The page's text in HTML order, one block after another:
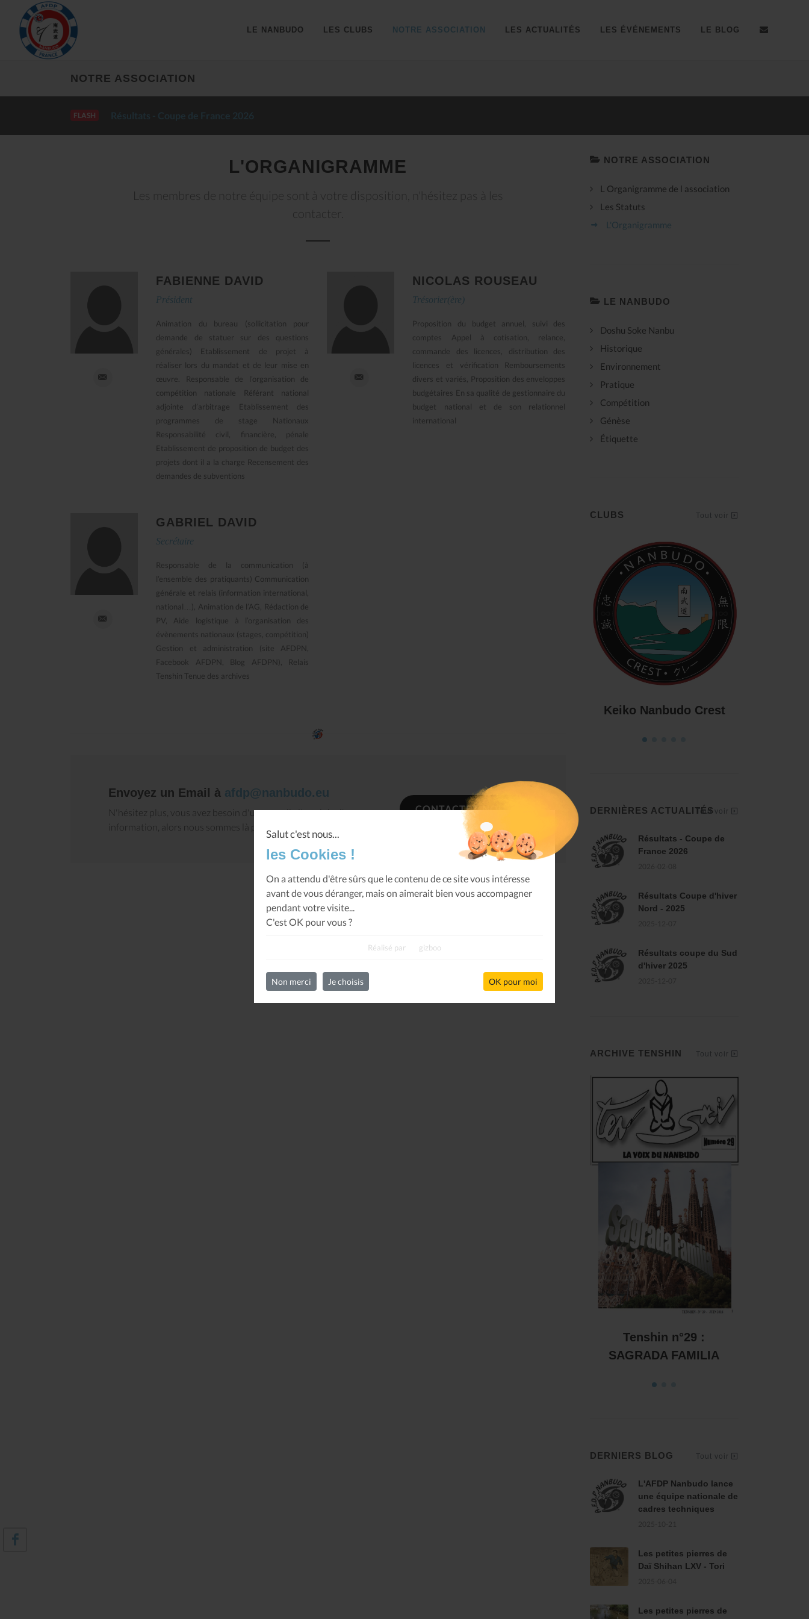
Salut c'est nous...
les Cookies !
On a attendu d'être sûrs que le contenu de ce site vous intéresse
avant de vous déranger, mais on aimerait bien vous accompagner
pendant votre visite...
C'est OK pour vous ?
Réalisé par gizboo
Non merci Je choisis OK pour moi
LE NANBUDO LES CLUBS NOTRE ASSOCIATION LES ACTUALITÉS LES ÉVÉNEMENTS LE BLOG
NOTRE ASSOCIATION
FLASH Résultats - Coupe de France 2026
L'ORGANIGRAMME
Les membres de notre équipe sont à votre disposition, n'hésitez pas à les
contacter.
FABIENNE DAVID
Président
Animation du bureau (sollicitation pour
demande de statuer sur des questions
générales) Etablissement de projet à
réaliser lors du mandat et de leur mise en
œuvre. Responsable de l’organisation de
compétition nationale Référant national
adjointe d’arbitrage Etablissement des
programmes de stage Nationaux
Responsabilité civil, financière, pénale
Etablissement de proposition de budget des
projets dont il a la charge Recensement des
demandes de subventions
NICOLAS ROUSEAU
Trésorier(ère)
Proposition du budget annuel, suivi des
comptes Appel à cotisation, relance,
commande des licences, distribution des
licences et vérification Remboursements
divers et variés, Proposition des enveloppes
budgétaires En sa qualité de gestionnaire du
budget national et de son relationnel
international
GABRIEL DAVID
Secrétaire
Responsable de la communication (à
l’ensemble des pratiquants) Communication
générale et relais (information international,
national…), Animation de l’AG, Rédaction de
PV, Aide logistique à l’organisation des
évènements nationaux (stages, compétition)
Gestion et administration (site AFDPN,
Facebook AFDPN, Blog AFDPN), Relais
Tenshin Tenue des archives
Envoyez un Email à afdp@nanbudo.eu
N'hésitez plus, vous avez besoin d'un conseil, d'un club, d'une
information, alors nous sommes là pour vous guider.
CONTACTEZ-NOUS
NOTRE ASSOCIATION
L Organigramme de l association
Les Statuts
L'Organigramme
LE NANBUDO
Doshu Soke Nanbu
Historique
Environnement
Pratique
Compétition
Génèse
Étiquette
CLUBS Tout voir
Nanbudo Côte Bleue
DERNIÈRES ACTUALITÉSTout voir
Résultats - Coupe de
France 2026
Résultats Coupe d'hiver
Nord - 2025
Résultats coupe du Sud
d'hiver 2025
ARCHIVE TENSHIN Tout voir
Tenshin n°28 : Résiste
DERNIERS BLOG Tout voir
L'AFDP Nanbudo lance
une équipe nationale de
cadres techniques
Les petites pierres de
Daï Shihan LXV - Tori
Les petites pierres de